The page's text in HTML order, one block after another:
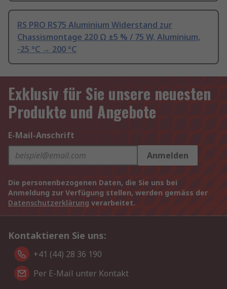
RS PRO RS75 Aluminium Widerstand zur
Chassismontage 220 Ω ±5 % / 75 W, Aluminium,
-25 °C → 200 °C
Exklusiv für Sie unsere neuesten
Produkte und Angebote
E-Mail-Anschrift
Anmelden
Die personenbezogenen Daten, die Sie uns bei
Anmeldung zur Verfügung stellen, werden gemäss der
Datenschutzerklärung verarbeitet.
Kontaktieren Sie uns:
+41 (44) 28 36 190
Per E-Mail unter Kontakt